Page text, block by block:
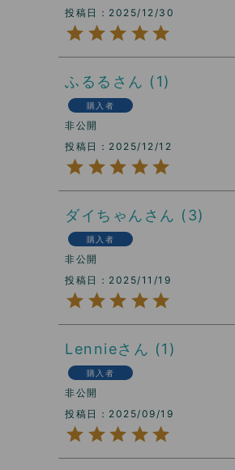
投稿日
2025/12/30
ふるる 1
購入者
非公開
投稿日
2025/12/12
ダイちゃん 3
購入者
非公開
投稿日
2025/11/19
Lennie 1
購入者
非公開
投稿日
2025/09/19